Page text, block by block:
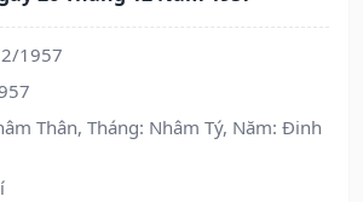
1957
Thân, Tháng: Nhâm Tý, Năm: Đinh